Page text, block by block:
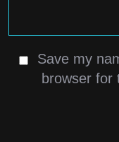
Save my
browser for